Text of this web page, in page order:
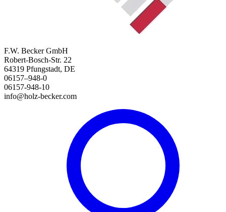
F.W. Becker GmbH
Robert-Bosch-Str. 22
64319 Pfungstadt, DE
06157–948-0
06157-948-10
info@holz-becker.com